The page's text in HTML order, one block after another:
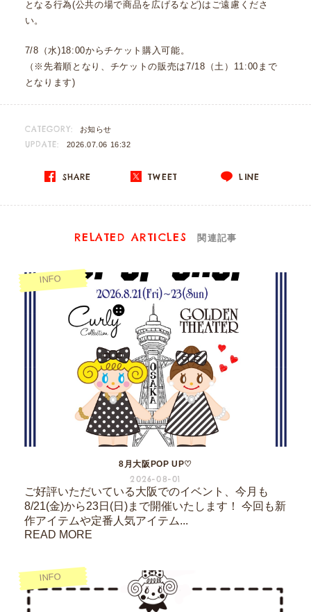
となる行為(公共の場で商品を広げるなど)はご遠慮くださ
い。
7/8（水)18:00からチケット購入可能。
（※先着順となり、チケットの販売は7/18（土）11:00まで
となります)
CATEGORY: お知らせ
UPDATE: 2026.07.06 16:32
SHARE TWEET LINE
RELATED ARTICLES 関連記事
INFO
8月大阪POP UP♡
2026-08-01
ご好評いただいている大阪でのイベント、今月も
8/21(金)から23日(日)まで開催いたします！ 今回も新
作アイテムや定番人気アイテム...
READ MORE
INFO